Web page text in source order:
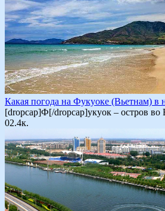
Какая погода на Фукуоке (Вьетнам) в
[dropcap]Ф[/dropcap]укуок – остров во
02.4к.